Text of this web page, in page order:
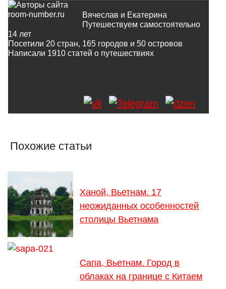
Вячеслав и Екатерина
Путешествуем самостоятельно
14 лет
Посетили 20 стран, 165 городов и 50 островов
Написали 1910 статей о путешествиях
Похожие статьи
Ханой, Вьетнам. 17
неожиданных особенностей
столицы Вьетнама
Сапа, Вьетнам. Город в
облаках на границе с Китаем